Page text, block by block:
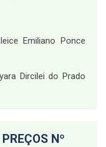
Emiliano Ponce
Dircilei do Prado
Nº